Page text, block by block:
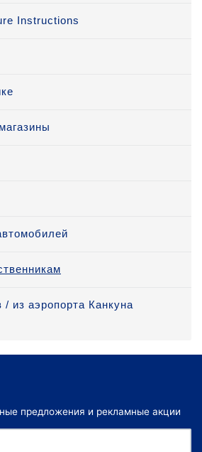
Instructions
/ из аэропорта Канкуна
предложения и рекламные акции